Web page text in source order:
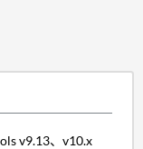
v9.13、v10.x